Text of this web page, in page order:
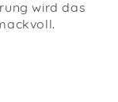
wird das